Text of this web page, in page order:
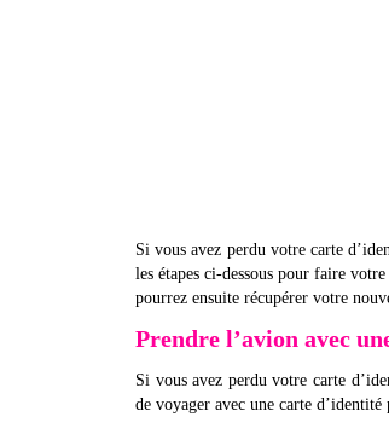
Si vous avez perdu votre carte
les étapes ci-dessous pour faire
pourrez ensuite récupérer votre
Prendre l’avion avec
Si vous avez perdu votre carte
de voyager avec une carte